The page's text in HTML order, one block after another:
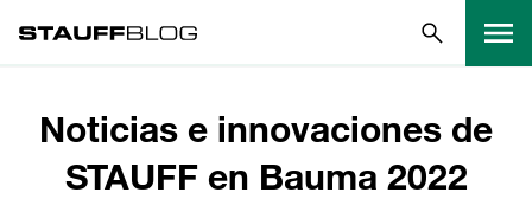
Noticias e innovaciones de
STAUFF en Bauma 2022